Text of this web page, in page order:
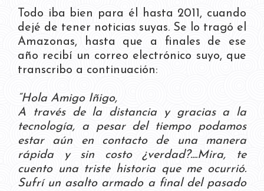
Todo iba bien para él hasta 2011, cuando
dejé de tener noticias suyas. Se lo tragó el
Amazonas, hasta que a finales de ese
año recibí un correo electrónico suyo, que
transcribo a continuación:
“Hola Amigo Iñigo,
A través de la distancia y gracias a la
tecnología, a pesar del tiempo podamos
estar aún en contacto de una manera
rápida y sin costo ¿verdad?....Mira, te
cuento una triste historia que me ocurrió.
Sufrí un asalto armado a final del pasado